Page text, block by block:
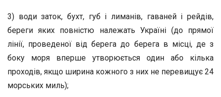
3) води заток, бухт, губ і лиманів, гаваней і рейдів,
береги яких повністю належать Україні (до прямої
лінії, проведеної від берега до берега в місці, де з
боку моря вперше утворюється один або кілька
проходів, якщо ширина кожного з них не перевищує 24
морських миль);